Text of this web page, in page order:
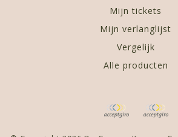
Mijn tickets
Mijn verlanglijst
Vergelijk
Alle producten